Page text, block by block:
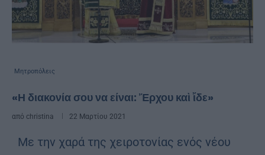
Μητροπόλεις
«Η διακονία σου να είναι: Ἔρχου καὶ ἴδε»
από christina 22 Μαρτίου 2021
Με την χαρά της χειροτονίας ενός νέου